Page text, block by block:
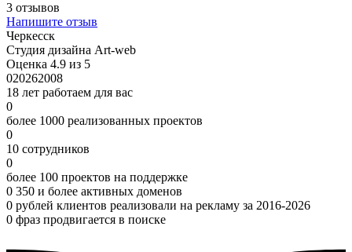
3 отзывов
Напишите отзыв
Черкесск
Студия дизайна Art-web
Оценка 4.9 из 5
020262008
18 лет работаем для вас
0
более 1000 реализованных проектов
0
10 сотрудников
0
более 100 проектов на поддержке
0 350 и более активных доменов
0 рублей клиентов реализовали на рекламу за 2016-2026
0 фраз продвигается в поиске